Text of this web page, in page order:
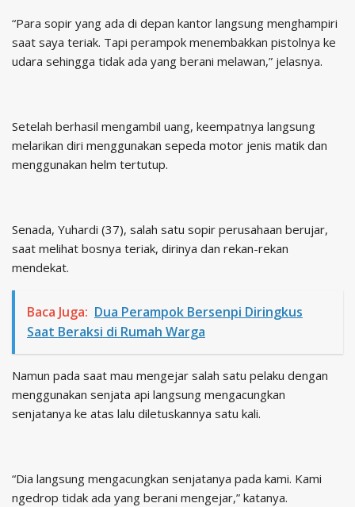
“Para sopir yang ada di depan kantor langsung menghampiri
saat saya teriak. Tapi perampok menembakkan pistolnya ke
udara sehingga tidak ada yang berani melawan,” jelasnya.
Setelah berhasil mengambil uang, keempatnya langsung
melarikan diri menggunakan sepeda motor jenis matik dan
menggunakan helm tertutup.
Senada, Yuhardi (37), salah satu sopir perusahaan berujar,
saat melihat bosnya teriak, dirinya dan rekan-rekan
mendekat.
Baca Juga: Dua Perampok Bersenpi Diringkus
Saat Beraksi di Rumah Warga
Namun pada saat mau mengejar salah satu pelaku dengan
menggunakan senjata api langsung mengacungkan
senjatanya ke atas lalu diletuskannya satu kali.
“Dia langsung mengacungkan senjatanya pada kami. Kami
ngedrop tidak ada yang berani mengejar,” katanya.